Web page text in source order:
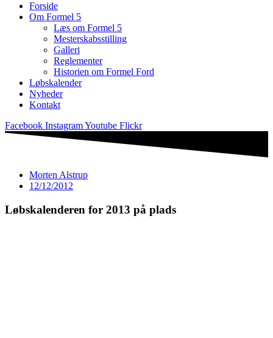
Forside
Om Formel 5
Læs om Formel 5
Mesterskabsstilling
Galleri
Reglementer
Historien om Formel Ford
Løbskalender
Nyheder
Kontakt
Facebook InstagramYoutube Flickr
Morten Alstrup
12/12/2012
Løbskalenderen for 2013 på plads